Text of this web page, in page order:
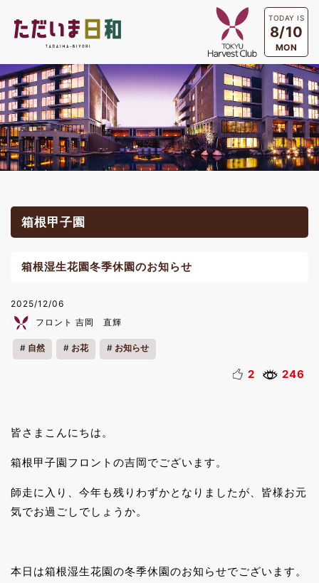
TODAY IS
8/10
MON
箱根甲子園
箱根湿生花園冬季休園のお知らせ
2025/12/06
フロント 吉岡 直輝
自然 お花 お知らせ
2 246
皆さまこんにちは。
箱根甲子園フロントの吉岡でございます。
師走に入り、今年も残りわずかとなりましたが、皆様お元
気でお過ごしでしょうか。
本日は箱根湿生花園の冬季休園のお知らせでございます。